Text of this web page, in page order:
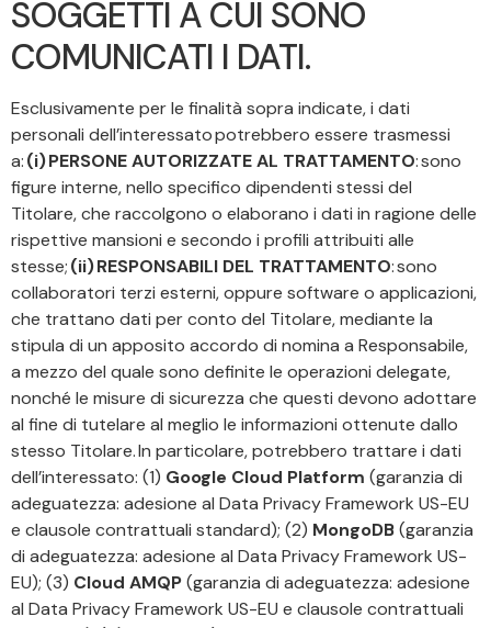
SOGGETTI A CUI SONO
COMUNICATI I DATI.
Esclusivamente per le finalità sopra indicate, i dati
personali dell’interessato potrebbero essere trasmessi
a:(i) PERSONE AUTORIZZATE AL TRATTAMENTO: sono
figure interne, nello specifico dipendenti stessi del
Titolare, che raccolgono o elaborano i dati in ragione delle
rispettive mansioni e secondo i profili attribuiti alle
stesse;(ii) RESPONSABILI DEL TRATTAMENTO: sono
collaboratori terzi esterni, oppure software o applicazioni,
che trattano dati per conto del Titolare, mediante la
stipula di un apposito accordo di nomina a Responsabile,
a mezzo del quale sono definite le operazioni delegate,
nonché le misure di sicurezza che questi devono adottare
al fine di tutelare al meglio le informazioni ottenute dallo
stesso Titolare. In particolare, potrebbero trattare i dati
dell’interessato: (1) Google Cloud Platform (garanzia di
adeguatezza: adesione al Data Privacy Framework US-EU
e clausole contrattuali standard); (2) MongoDB(garanzia
di adeguatezza: adesione al Data Privacy Framework US-
EU); (3) Cloud AMQP(garanzia di adeguatezza: adesione
al Data Privacy Framework US-EU e clausole contrattuali